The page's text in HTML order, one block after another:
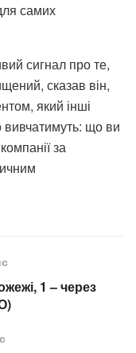
самих
сигнал про те,
сказав він,
який інші
що ви
за
1 – через